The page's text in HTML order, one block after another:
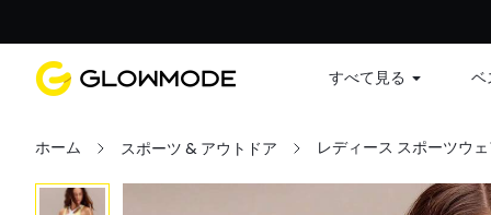
すべて見る ベ
ホーム スポーツ & アウトドア レディース スポーツウ